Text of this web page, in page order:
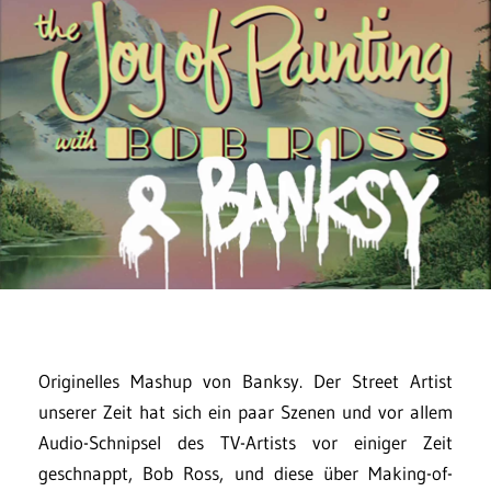
Originelles Mashup von Banksy. Der Street Artist
unserer Zeit hat sich ein paar Szenen und vor allem
Audio-Schnipsel des TV-Artists vor einiger Zeit
geschnappt, Bob Ross, und diese über Making-of-